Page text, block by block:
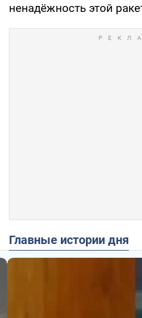
ненадёжность этой
Главные истории дня